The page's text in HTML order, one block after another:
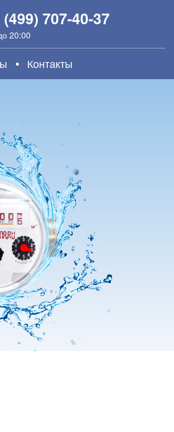
(499) 707-40-37
20:00
Контакты